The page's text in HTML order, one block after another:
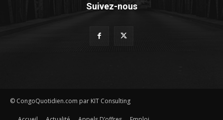
Suivez-nous
© CongoQuotidien.com par KIT Consulting